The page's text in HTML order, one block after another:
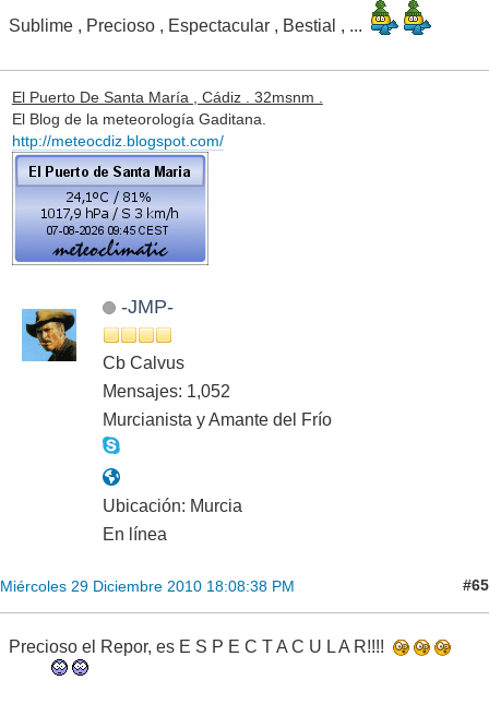
Sublime , Precioso , Espectacular , Bestial , ...
El Puerto De Santa María , Cádiz . 32msnm .
El Blog de la meteorología Gaditana.
http://meteocdiz.blogspot.com/
-JMP-
Cb Calvus
Mensajes: 1,052
Murcianista y Amante del Frío
Ubicación: Murcia
En línea
Miércoles 29 Diciembre 2010 18:08:38 PM #65
Precioso el Repor, es E S P E C T A C U L A R!!!!